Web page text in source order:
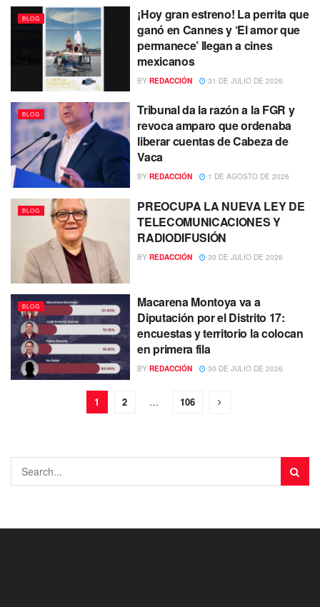
BLOG
¡Hoy gran estreno! La perrita que
ganó en Cannes y ‘El amor que
permanece’ llegan a cines
mexicanos
BY REDACCIÓN 31 DE JULIO DE 2026
BLOG
Tribunal da la razón a la FGR y
revoca amparo que ordenaba
liberar cuentas de Cabeza de
Vaca
BY REDACCIÓN 1 DE AGOSTO DE 2026
BLOG
PREOCUPA LA NUEVA LEY DE
TELECOMUNICACIONES Y
RADIODIFUSIÓN
BY REDACCIÓN 30 DE JULIO DE 2026
BLOG
Macarena Montoya va a
Diputación por el Distrito 17:
encuestas y territorio la colocan
en primera fila
BY REDACCIÓN 30 DE JULIO DE 2026
1 2 … 106